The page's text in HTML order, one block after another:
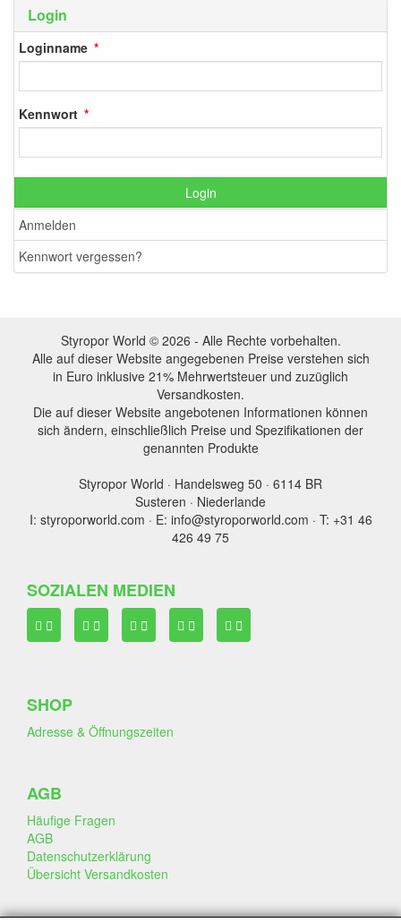
Login
Loginname
Kennwort
Login
Anmelden
Kennwort vergessen?
Styropor World © 2026 - Alle Rechte vorbehalten.
Alle auf dieser Website angegebenen Preise verstehen sich
in Euro inklusive 21% Mehrwertsteuer und zuzüglich
Versandkosten.
Die auf dieser Website angebotenen Informationen können
sich ändern, einschließlich Preise und Spezifikationen der
genannten Produkte
Styropor World · Handelsweg 50 · 6114 BR
Susteren · Niederlande
I: styroporworld.com · E: info@styroporworld.com · T: +31 46
426 49 75
SOZIALEN MEDIEN
SHOP
Adresse & Öffnungszeiten
AGB
Häufige Fragen
AGB
Datenschutzerklärung
Übersicht Versandkosten